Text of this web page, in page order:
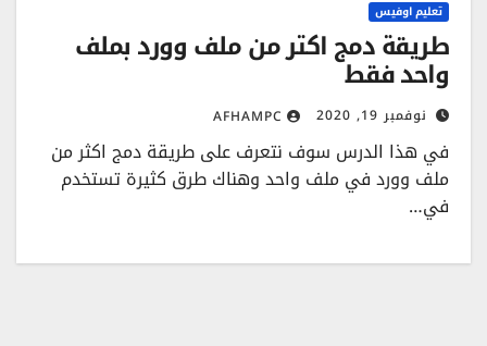
تعليم اوفيس
طريقة دمج اكتر من ملف وورد بملف
واحد فقط
نوفمبر 19, 2020 AFHAMPC
في هذا الدرس سوف نتعرف على طريقة دمج اكثر من
ملف وورد في ملف واحد وهناك طرق كثيرة تستخدم
في…